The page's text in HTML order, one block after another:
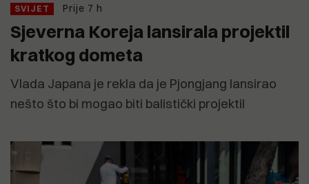
SVIJET Prije 7 h
Sjeverna Koreja lansirala projektil
kratkog dometa
Vlada Japana je rekla da je Pjongjang lansirao
nešto što bi mogao biti balistički projektil